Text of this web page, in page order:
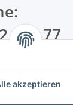
akzeptieren
995 77
Gelsenkirchen